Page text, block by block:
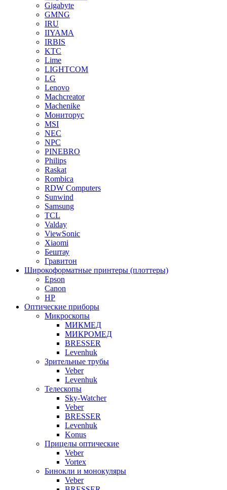
Gigabyte
GMNG
IRU
IIYAMA
IRBIS
KTC
Lime
LIGHTCOM
LG
Lenovo
Machcreator
Machenike
Мониторус
MSI
NEC
NPC
PINEBRO
Philips
Raskat
Rombica
RDW Computers
Sunwind
Samsung
TCL
Valday
ViewSonic
Xiaomi
Бештау
Гравитон
Широкоформатные принтеры (плоттеры)
Epson
Canon
HP
Оптические приборы
Микроскопы
МИКМЕД
МИКРОМЕД
BRESSER
Levenhuk
Зрительные трубы
Veber
Levenhuk
Телескопы
Sky-Watcher
Veber
BRESSER
Levenhuk
Konus
Прицелы оптические
Veber
Vortex
Бинокли и монокуляры
Veber